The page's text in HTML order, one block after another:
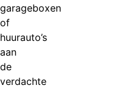
garageboxen
of
huurauto’s
aan
de
verdachte